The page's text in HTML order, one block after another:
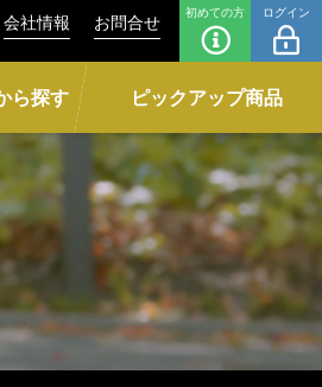
会社情報 お問合せ 初めての方 ログイン
ら探す ピックアップ商品